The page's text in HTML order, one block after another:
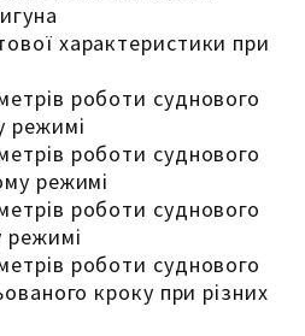
характеристики при
роботи суднового
режимі
роботи суднового
режимі
роботи суднового
режимі
роботи суднового
кроку при різних